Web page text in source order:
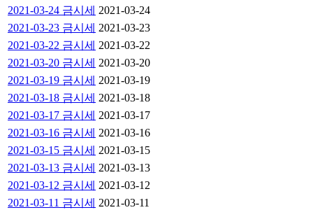
2021-03-24 금시세 2021-03-24
2021-03-23 금시세 2021-03-23
2021-03-22 금시세 2021-03-22
2021-03-20 금시세 2021-03-20
2021-03-19 금시세 2021-03-19
2021-03-18 금시세 2021-03-18
2021-03-17 금시세 2021-03-17
2021-03-16 금시세 2021-03-16
2021-03-15 금시세 2021-03-15
2021-03-13 금시세 2021-03-13
2021-03-12 금시세 2021-03-12
2021-03-11 금시세 2021-03-11